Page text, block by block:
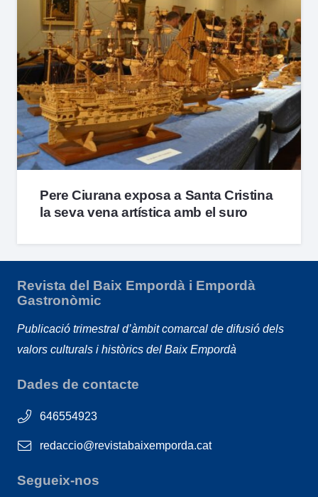
Pere Ciurana exposa a Santa Cristina
la seva vena artística amb el suro
Revista del Baix Empordà i Empordà
Gastronòmic
Publicació trimestral d’àmbit comarcal de difusió dels
valors culturals i històrics del Baix Empordà
Dades de contacte
646554923
redaccio@revistabaixemporda.cat
Segueix-nos